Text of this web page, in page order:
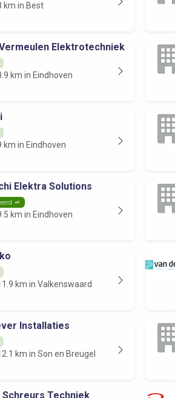
km in Best
Elektrotechniek
km in Eindhoven
km in Eindhoven
Elektra Solutions
km in Eindhoven
km in Valkenswaard
Installaties
km in Son en Breugel
Schreurs Techniek